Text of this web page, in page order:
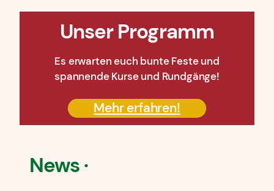
Unser Programm
Es erwarten euch bunte Feste und
spannende Kurse und Rundgänge!
Mehr erfahren!
News ·